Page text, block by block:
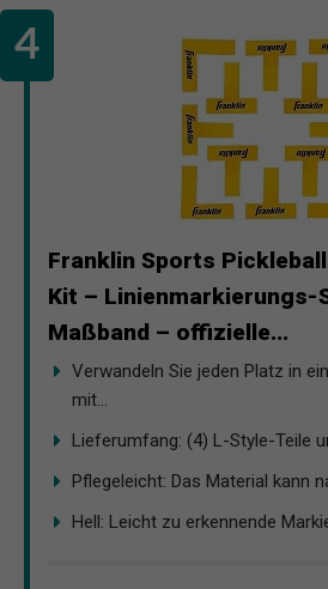
Franklin Sports
Kit – Linienmarkierungs-
Maßband – offizielle...
Verwandeln Sie jeden Platz in
mit...
Lieferumfang: (4) L-Style-Teile
Pflegeleicht: Das Material kann
Hell: Leicht zu erkennende